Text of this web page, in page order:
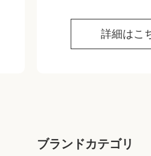
詳細はこ
ブランドカテゴリ